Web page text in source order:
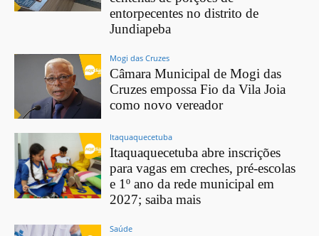
entorpecentes no distrito de
Jundiapeba
Mogi das Cruzes
Câmara Municipal de Mogi das
Cruzes empossa Fio da Vila Joia
como novo vereador
Itaquaquecetuba
Itaquaquecetuba abre inscrições
para vagas em creches, pré-escolas
e 1º ano da rede municipal em
2027; saiba mais
Saúde